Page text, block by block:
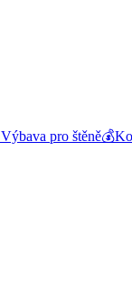
Výbava pro štěně💰